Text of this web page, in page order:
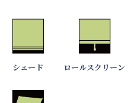
シェード ロールスクリーン